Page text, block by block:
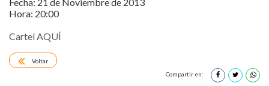
Fecha: 21 de Noviembre de 2013
Hora: 20:00
Cartel AQUÍ
Voltar
Compartir en: